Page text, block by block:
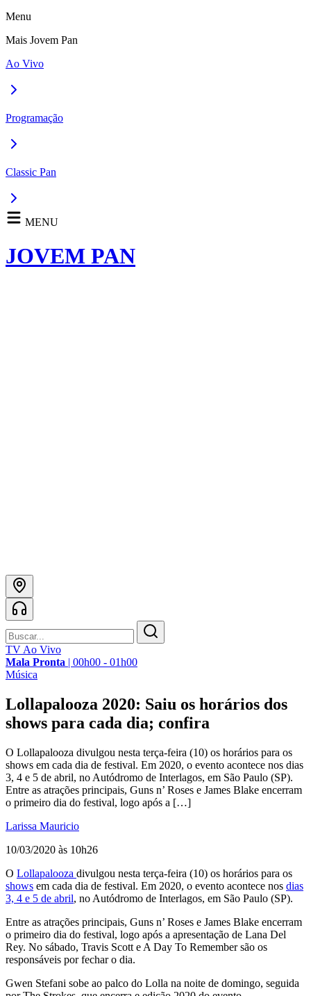
Menu
Mais Jovem Pan
Ao Vivo
Programação
Classic Pan
MENU
JOVEM PAN
TV Ao Vivo
Mala Pronta | 00h00 - 01h00
Música
Lollapalooza 2020: Saiu os horários dos
shows para cada dia; confira
O Lollapalooza divulgou nesta terça-feira (10) os horários para os
shows em cada dia de festival. Em 2020, o evento acontece nos dias
3, 4 e 5 de abril, no Autódromo de Interlagos, em São Paulo (SP).
Entre as atrações principais, Guns n’ Roses e James Blake encerram
o primeiro dia do festival, logo após a […]
Larissa Mauricio
10/03/2020 às 10h26
O Lollapalooza divulgou nesta terça-feira (10) os horários para os
shows em cada dia de festival. Em 2020, o evento acontece nos dias
3, 4 e 5 de abril, no Autódromo de Interlagos, em São Paulo (SP).
Entre as atrações principais, Guns n’ Roses e James Blake encerram
o primeiro dia do festival, logo após a apresentação de Lana Del
Rey. No sábado, Travis Scott e A Day To Remember são os
responsáveis por fechar o dia.
Gwen Stefani sobe ao palco do Lolla na noite de domingo, seguida